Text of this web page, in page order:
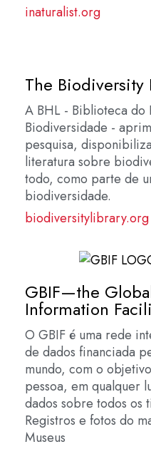
inaturalist.org
The
A BHL - Biblioteca do
Biodiversidade -
pesquisa,
literatura sobre
todo, como parte de
biodiversidade.
biodiversitylibrary.org
GBIF—the
Information
O GBIF é uma rede
de dados financiada
mundo, com o
pessoa, em qualquer
dados sobre todos os
Registros e fotos do
Museus